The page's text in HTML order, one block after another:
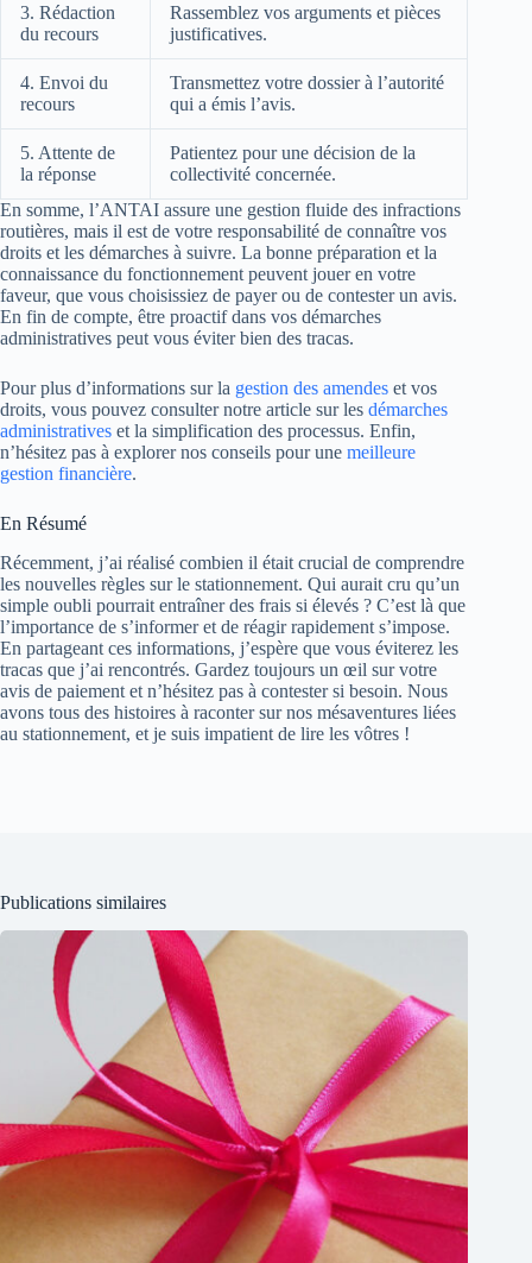
3. Rédaction
du recours
Rassemblez vos arguments et pièces
justificatives.
4. Envoi du
recours
Transmettez votre dossier à l’autorité
qui a émis l’avis.
5. Attente de
la réponse
Patientez pour une décision de la
collectivité concernée.
En somme, l’ANTAI assure une gestion fluide des infractions
routières, mais il est de votre responsabilité de connaître vos
droits et les démarches à suivre. La bonne préparation et la
connaissance du fonctionnement peuvent jouer en votre
faveur, que vous choisissiez de payer ou de contester un avis.
En fin de compte, être proactif dans vos démarches
administratives peut vous éviter bien des tracas.
Pour plus d’informations sur la gestion des amendes et vos
droits, vous pouvez consulter notre article sur les démarches
administratives et la simplification des processus. Enfin,
n’hésitez pas à explorer nos conseils pour une meilleure
gestion financière.
En Résumé
Récemment, j’ai réalisé combien il était crucial de comprendre
les nouvelles règles sur le stationnement. Qui aurait cru qu’un
simple oubli pourrait entraîner des frais si élevés ? C’est là que
l’importance de s’informer et de réagir rapidement s’impose.
En partageant ces informations, j’espère que vous éviterez les
tracas que j’ai rencontrés. Gardez toujours un œil sur votre
avis de paiement et n’hésitez pas à contester si besoin. Nous
avons tous des histoires à raconter sur nos mésaventures liées
au stationnement, et je suis impatient de lire les vôtres !
Publications similaires